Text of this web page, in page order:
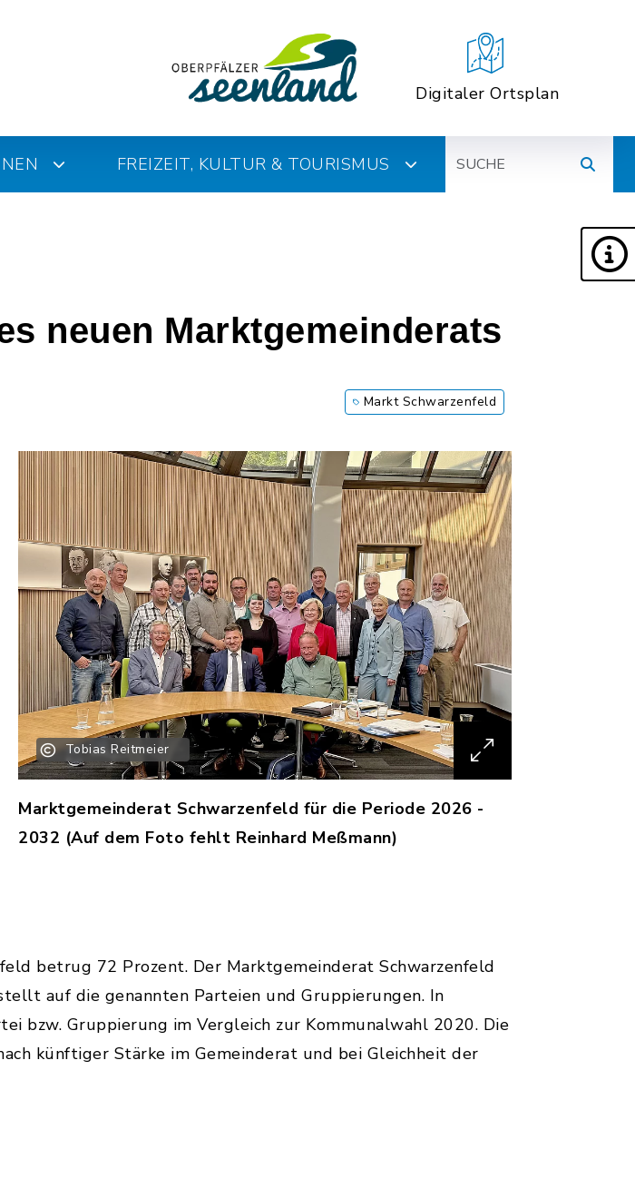
Digitaler Ortsplan
FREIZEIT, KULTUR & TOURISMUS
neuen Marktgemeinderats
Markt Schwarzenfeld
Tobias Reitmeier
Marktgemeinderat Schwarzenfeld für die Periode 2026 -
2032 (Auf dem Foto fehlt Reinhard Meßmann)
betrug 72 Prozent. Der Marktgemeinderat Schwarzenfeld
auf die genannten Parteien und Gruppierungen. In
bzw. Gruppierung im Vergleich zur Kommunalwahl 2020. Die
künftiger Stärke im Gemeinderat und bei Gleichheit der